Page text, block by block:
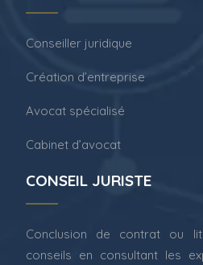
Conseiller juridique
Création d’entreprise
Avocat spécialisé
Cabinet d’avocat
CONSEIL JURISTE
Conclusion de contrat ou
conseils en consultant les